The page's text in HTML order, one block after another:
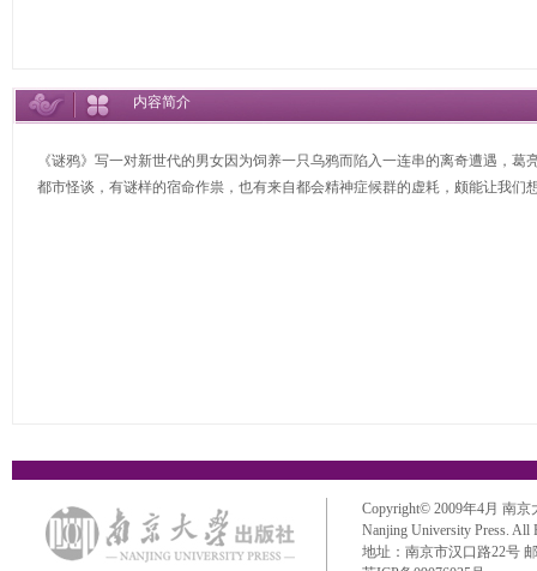
内容简介
《谜鸦》写一对新世代的男女因为饲养一只乌鸦而陷入一连串的离奇遭遇，
都市怪谈，有谜样的宿命作祟，也有来自都会精神症候群的虚耗，颇能让我
Copyright© 2009年4月 南京
Nanjing University Press. All
地址：南京市汉口路22号